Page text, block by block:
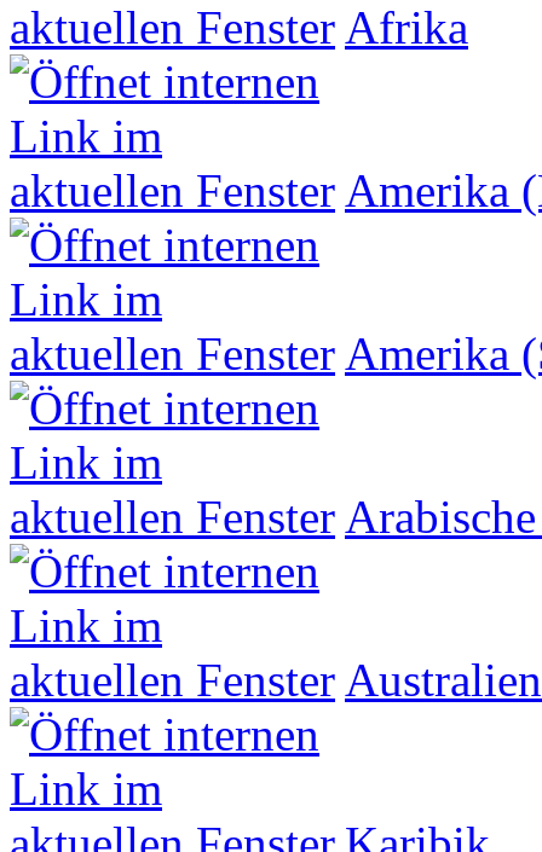
Afrika
Amerika
Amerika
Australien